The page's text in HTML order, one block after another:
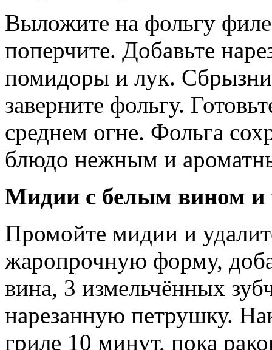
Выложите на фольгу
поперчите. Добавьте
помидоры и лук.
заверните фольгу.
среднем огне. Фольга
блюдо нежным и
Мидии с белым вином и
Промойте мидии и
жаропрочную форму,
вина, 3 измельчённых
нарезанную петрушку.
гриле 10 минут, пока